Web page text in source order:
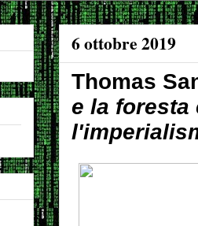
6 ottobre 2019
Thomas
e la foresta